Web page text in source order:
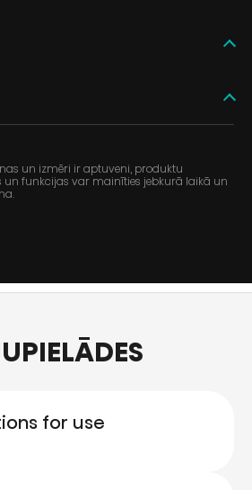
un izmēri ir aptuveni, produktu
un funkcijas var mainīties jebkurā laikā un
for use